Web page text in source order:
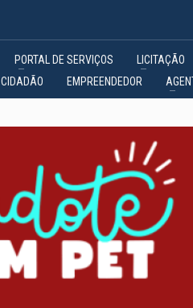
PORTAL DE SERVIÇOS LICITAÇÃO
CIDADÃO EMPREENDEDOR